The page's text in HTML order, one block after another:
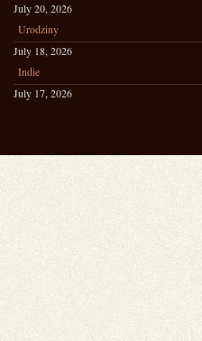
July 20, 2026
Urodziny
July 18, 2026
Indie
July 17, 2026